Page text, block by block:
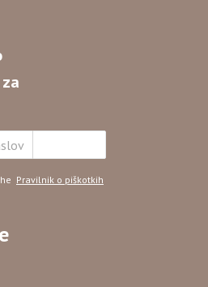
Pravilnik o piškotkih